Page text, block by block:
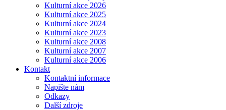
Kulturní akce 2026
Kulturní akce 2025
Kulturní akce 2024
Kulturní akce 2023
Kulturní akce 2008
Kulturní akce 2007
Kulturní akce 2006
Kontakt
Kontaktní informace
Napište nám
Odkazy
Další zdroje